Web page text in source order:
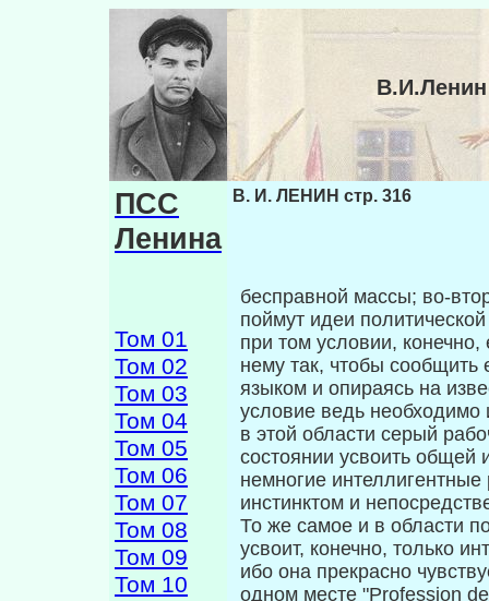
ПСС
Ленина
Том 01
Том 02
Том 03
Том 04
Том 05
Том 06
Том 07
Том 08
Том 09
Том 10
В. И. ЛЕНИН стр. 316
бесправной массы; во-
поймут идеи
при том условии, ко­нечно,
нему так, чтобы
языком и опираясь на
условие ведь необходимо
в этой области серый
состоянии усвоить общей
немногие
инстинктом и
То же самое и в области
усвоит, ко­нечно, только
ибо она прекрасно
одном месте "Profession